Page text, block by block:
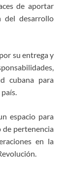
de aportar
del desarrollo
su entrega y
cubana para
espacio para
de pertenencia
en la